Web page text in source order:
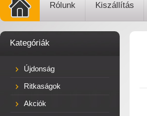
Rólunk Kiszállítás
Kategóriák
Újdonság
Ritkaságok
Akciók